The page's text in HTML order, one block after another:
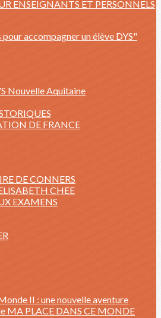
ENSEIGNANTS ET PERSONNELS
accompagner un élève DYS"
Nouvelle Aquitaine
DE FRANCE
DE CONNERS
CHEE
EXAMENS
II : une nouvelle aventure
MA PLACE DANS CE MONDE